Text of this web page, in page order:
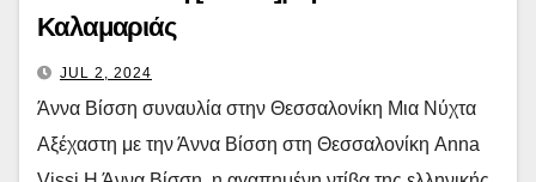
Καλαμαριάς
JUL 2, 2024
Άννα Βίσση συναυλία στην Θεσσαλονίκη Μια Νύχτα
Αξέχαστη με την Άννα Βίσση στη Θεσσαλονίκη Anna